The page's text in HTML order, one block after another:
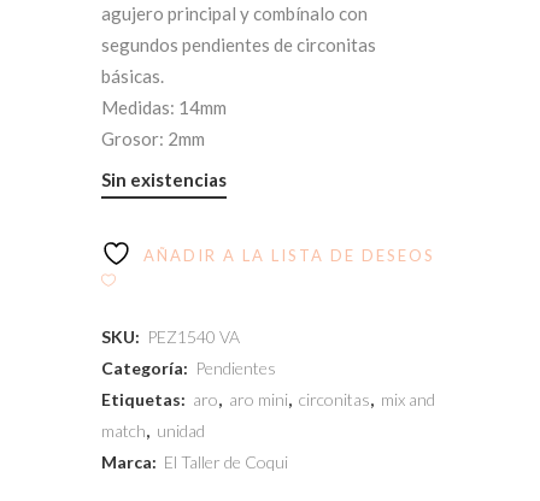
agujero principal y combínalo con
segundos pendientes de circonitas
básicas.
Medidas: 14mm
Grosor: 2mm
Sin existencias
AÑADIR A LA LISTA DE DESEOS
SKU: PEZ1540 VA
Categoría: Pendientes
Etiquetas: aro, aro mini, circonitas, mix and
match, unidad
Marca: El Taller de Coqui